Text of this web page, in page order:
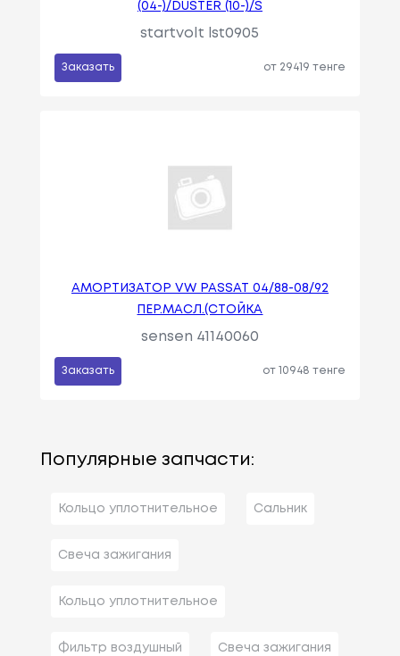
(04-)/DUSTER (10-)/S
startvolt lst0905
Заказать от 29419 тенге
АМОРТИЗАТОР VW PASSAT 04/88-08/92
ПЕР.МАСЛ.(СТОЙКА
sensen 41140060
Заказать от 10948 тенге
Популярные запчасти:
Кольцо уплотнительное Сальник
Свеча зажигания
Кольцо уплотнительное
Фильтр воздушный Свеча зажигания